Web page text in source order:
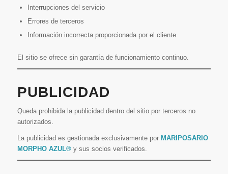
Interrupciones del servicio
Errores de terceros
Información incorrecta proporcionada por el cliente
El sitio se ofrece sin garantía de funcionamiento continuo.
PUBLICIDAD
Queda prohibida la publicidad dentro del sitio por terceros no
autorizados.
La publicidad es gestionada exclusivamente por MARIPOSARIO
MORPHO AZUL®y sus socios verificados.